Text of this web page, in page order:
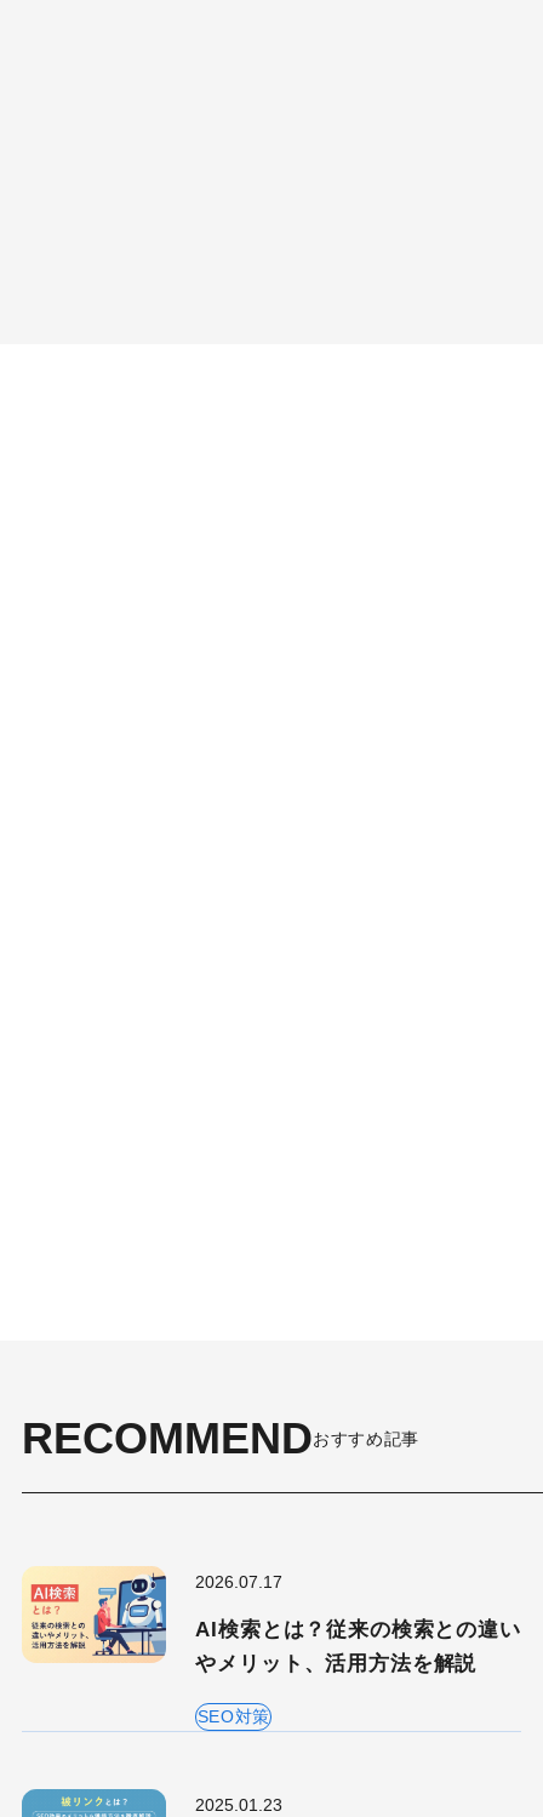
RECOMMENDおすすめ記事
2026.07.17
AI検索とは？従来の検索との違い
やメリット、活用方法を解説
SEO対策
2025.01.23